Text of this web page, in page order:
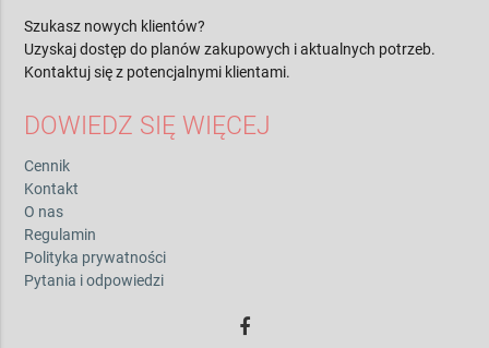
Szukasz nowych klientów?
Uzyskaj dostęp do planów zakupowych i aktualnych potrzeb.
Kontaktuj się z potencjalnymi klientami.
DOWIEDZ SIĘ WIĘCEJ
Cennik
Kontakt
O nas
Regulamin
Polityka prywatności
Pytania i odpowiedzi